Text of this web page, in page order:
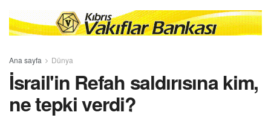
Ana sayfa Dünya
İsrail'in Refah saldırısına kim,
ne tepki verdi?